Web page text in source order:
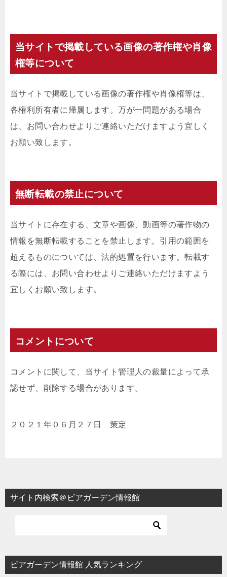
当サイトで掲載している画像の著作権や肖像
権等について
当サイトで掲載している画像の著作権や肖像権等は、
各権利所有者に帰属します。万が一問題がある場合
は、お問い合わせよりご連絡いただけますよう宜しく
お願い致します。
無断転載の禁止について
当サイトに存在する、文章や画像、動画等の著作物の
情報を無断転載することを禁止します。引用の範囲を
超えるものについては、法的処置を行います。転載す
る際には、お問い合わせよりご連絡いただけますよう
宜しくお願い致します。
コメントについて
コメントに関して、当サイト管理人の裁量によって承
認せず、削除する場合があります。
２０２１年０６月２７日 策定
サイト内検索＠ビアガーデン情報館
ビアガーデン情報館 人気ランキング